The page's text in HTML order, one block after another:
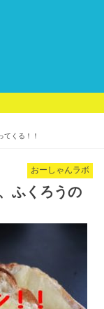
てくる！！
おーしゃんラボ
ふくろうの